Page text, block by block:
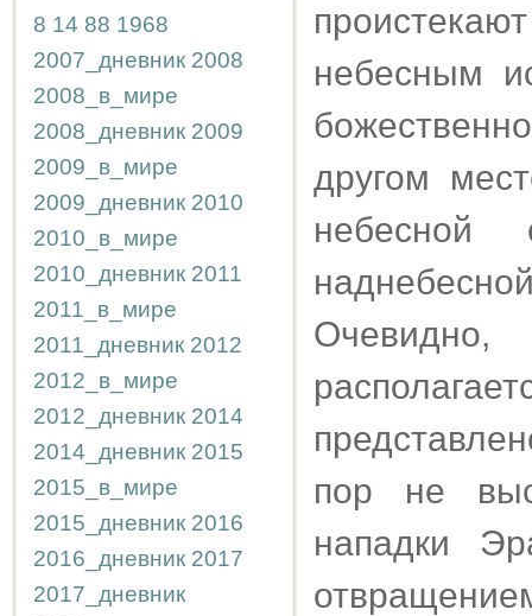
8 14 88 1968
2007_дневник 2008
2008_в_мире
2008_дневник 2009
2009_в_мире
2009_дневник 2010
2010_в_мире
2010_дневник 2011
2011_в_мире
2011_дневник 2012
2012_в_мире
2012_дневник 2014
2014_дневник 2015
2015_в_мире
2015_дневник 2016
2016_дневник 2017
2017_дневник
небесным
другом
пор не
нападки